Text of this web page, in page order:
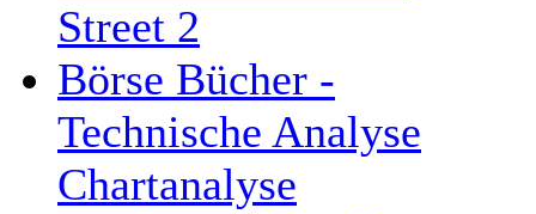
Street 2
Börse Bücher -
Technische Analyse
Chartanalyse